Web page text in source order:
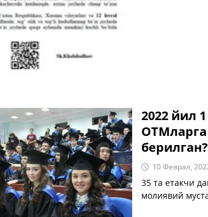
2022 йил
берилган?
10 Феврал,
35 та етакчи
молиявий